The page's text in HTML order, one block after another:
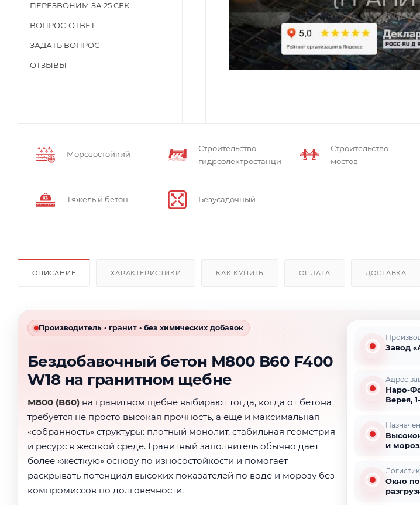
ПЕРЕЗВОНИМ ЗА 25 СЕК.
ВОПРОС-ОТВЕТ
ЗАДАТЬ ВОПРОС
ОТЗЫВЫ
Морозостойкий
Строительство
гидроэлектростанций
Строительство
мостов
Тяжелый бетон Безусадочный
ОПИСАНИЕ ХАРАКТЕРИСТИКИ КАК КУПИТЬ ОПЛАТА ДОСТАВКА
Производитель • гранит • без химических добавок
Бездобавочный бетон М800 В60 F400
W18 на гранитном щебне
М800 (В60) на гранитном щебне выбирают тогда, когда от бетона
требуется не просто высокая прочность, а ещё и максимальная
«собранность» структуры: плотный монолит, стабильная геометрия
и ресурс в жёсткой среде. Гранитный заполнитель обычно даёт
более «жёсткую» основу по износостойкости и помогает
раскрывать потенциал высоких показателей по воде и морозу без
компромиссов по долговечности.
Завод
Адрес
Наро-
Верея,
и
Окно